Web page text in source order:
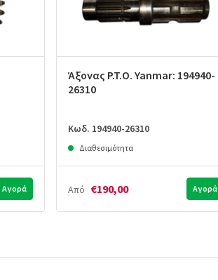
Αγορά
Άξονας P.T.O. Yanmar: 194940-
26310
Κωδ. 194940-26310
Διαθεσιμότητα
Από €190,00 Αγορά